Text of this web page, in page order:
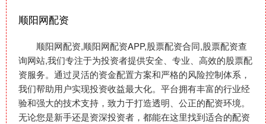
顺阳网配资
顺阳网配资,顺阳网配资APP,股票配资合同,股票配资查
询网站,我们专注于为投资者提供安全、专业、高效的股票配
资服务。通过灵活的资金配置方案和严格的风险控制体系，
我们帮助用户实现投资收益最大化。平台拥有丰富的行业经
验和强大的技术支持，致力于打造透明、公正的配资环境。
无论您是新手还是资深投资者，都能在这里找到适合的配资